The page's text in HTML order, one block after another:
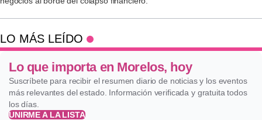
LO MÁS LEÍDO
Lo que importa en Morelos, hoy
Suscríbete para recibir el resumen diario de noticias y los eventos
más relevantes del estado. Información verificada y gratuita todos
los días.
UNIRME A LA LISTA